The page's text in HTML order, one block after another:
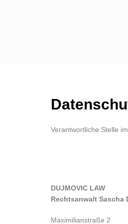
Verantwortliche Stelle
DUJMOVIC LAW
Rechtsanwalt Sascha
Maximilianstraße 2